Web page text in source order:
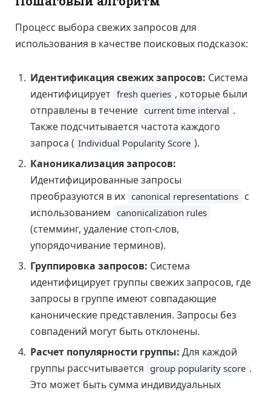
Процесс выбора свежих запросов для
использования в качестве поисковых подсказок:
Идентификация свежих запросов: Система
идентифицирует fresh queries , которые были
отправлены в течение current time interval .
Также подсчитывается частота каждого
запроса ( Individual Popularity Score ).
Каноникализация запросов:
Идентифицированные запросы
преобразуются в их canonical representations с
использованием canonicalization rules
(стемминг, удаление стоп-слов,
упорядочивание терминов).
Группировка запросов: Система
идентифицирует группы свежих запросов, где
запросы в группе имеют совпадающие
канонические представления. Запросы без
совпадений могут быть отклонены.
Расчет популярности группы: Для каждой
группы рассчитывается group popularity score .
Это может быть сумма индивидуальных